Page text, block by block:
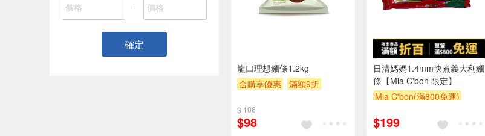
-
確定
龍口理想麵條1.2kg
合購享優惠
滿額9折
$ 106
$98
日清媽媽1.4mm快煮義大利麵
條【Mia C'bon 限定】
Mia C'bon(滿800免運)
$199